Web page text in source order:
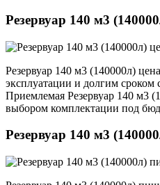
Резервуар 140 м3
Резервуар 140 м3 (140000л)
эксплуатации и долгим сроком
Приемлемая Резервуар 140 м3
выбором комплектации под
Резервуар 140 м3